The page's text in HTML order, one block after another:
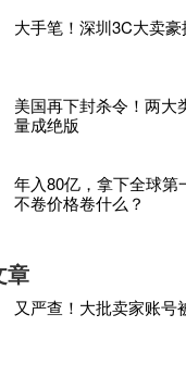
大手笔！深圳3C大卖
美国再下封杀令！两大
量成绝版
年入80亿，拿下全球第
不卷价格卷什么？
章
又严查！大批卖家账号